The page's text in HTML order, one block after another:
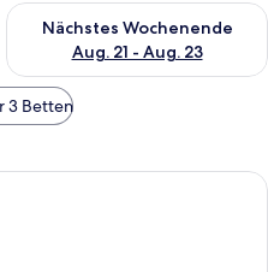
Wochenende, Aug. 14
Nächstes Wochenende
Aug. 21 - Aug. 23
Überprüfe die Verfügbarkeit
3 Betten
Ein modernes Hotelzimmer mit